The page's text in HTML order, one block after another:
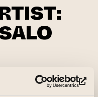
an external website)